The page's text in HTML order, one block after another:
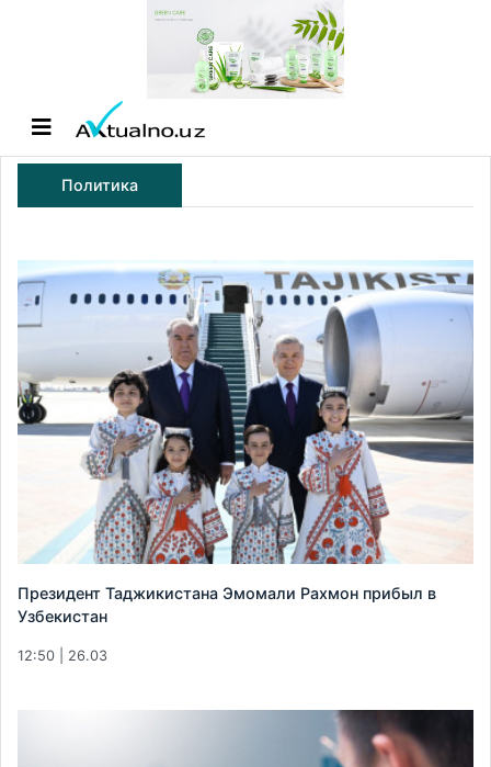
Политика
Президент Таджикистана Эмомали Рахмон прибыл в
Узбекистан
12:50 | 26.03